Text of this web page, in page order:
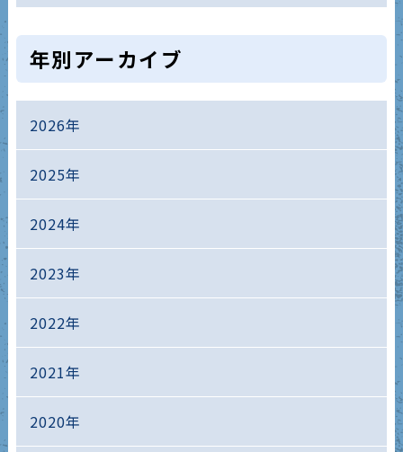
年別アーカイブ
2026年
2025年
2024年
2023年
2022年
2021年
2020年